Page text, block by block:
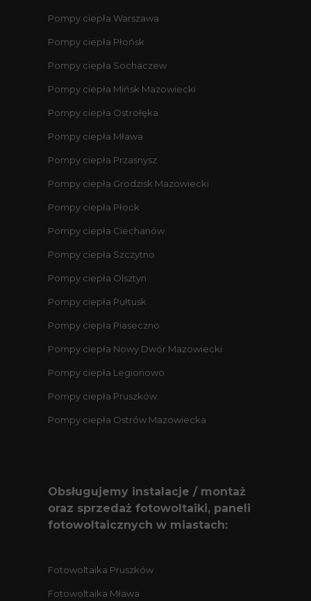
Obsługujemy instalacje / montaż
oraz sprzedaż fotowoltaiki, paneli
fotowoltaicznych w miastach:
Fotowoltaika Pruszków
Fotowoltaika Mława
Pompy ciepła Warszawa
Pompy ciepła Płońsk
Pompy ciepła Sochaczew
Pompy ciepła Mińsk Mazowiecki
Pompy ciepła Ostrołęka
Pompy ciepła Mława
Pompy ciepła Przasnysz
Pompy ciepła Grodzisk Mazowiecki
Pompy ciepła Płock
Pompy ciepła Ciechanów
Pompy ciepła Szczytno
Pompy ciepła Olsztyn
Pompy ciepła Pułtusk
Pompy ciepła Piaseczno
Pompy ciepła Nowy Dwór Mazowiecki
Pompy ciepła Legionowo
Pompy ciepła Pruszków
Pompy ciepła Ostrów Mazowiecka